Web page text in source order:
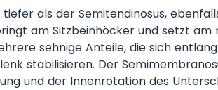
tiefer als der Semitendinosus,
am Sitzbeinhöcker und setzt am
sehnige Anteile, die sich
stabilisieren. Der
und der Innenrotation des